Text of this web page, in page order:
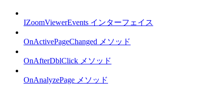
IZoomViewerEvents インターフェイス
OnActivePageChanged メソッド
OnAfterDblClick メソッド
OnAnalyzePage メソッド